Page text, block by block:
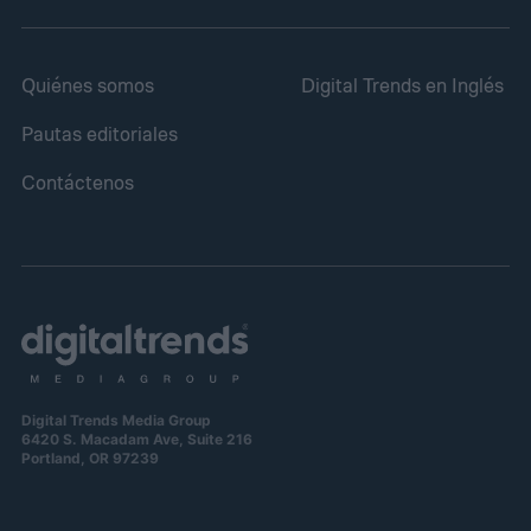
Quiénes somos
Pautas editoriales
Contáctenos
Digital Trends en Inglés
Digital Trends Media Group
6420 S. Macadam Ave, Suite 216
Portland, OR 97239